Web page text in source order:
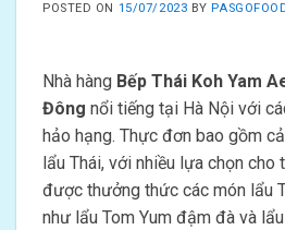
POSTED ON 15/07/2023 BY
Nhà hàng Bếp Thái Koh Yam
Đông nổi tiếng tại Hà Nội với
hảo hạng. Thực đơn bao gồm
lẩu Thái, với nhiều lựa chọn cho
được thưởng thức các món lẩu
như lẩu Tom Yum đậm đà và